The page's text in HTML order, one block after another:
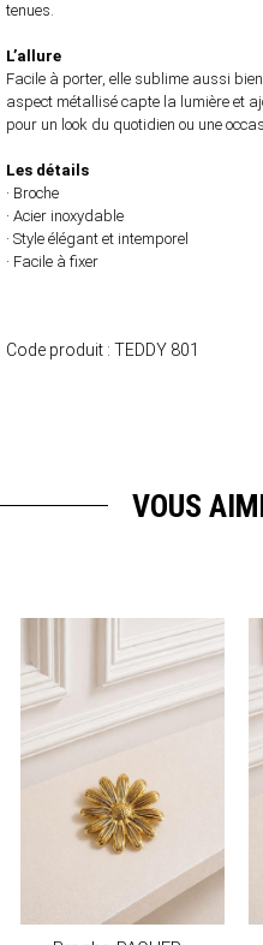
tenues.
L’allure
Facile à porter, elle sublime aussi
aspect métallisé capte la lumière et
pour un look du quotidien ou une
Les détails
· Broche
· Acier inoxydable
· Style élégant et intemporel
· Facile à fixer
Code produit : TEDDY 801
VOUS